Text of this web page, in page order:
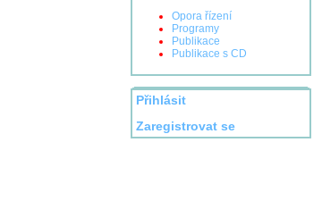
Opora řízení
Programy
Publikace
Publikace s CD
Přihlásit
Zaregistrovat se